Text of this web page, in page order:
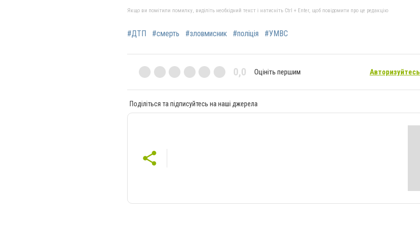
Якщо ви помітили помилку, виділіть необхідний текст і натисніть Ctrl + Enter, щоб повідомити про це редакцію
#ДТП #смерть #зловмисник #поліція #УМВС
0,0 Оцініть першим Авторизуйтесь
Поділіться та підписуйтесь на наші джерела